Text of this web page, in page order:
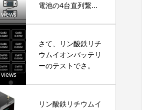
電池の4台直列繋...
さて、リン酸鉄リチ
ウムイオンバッテリ
ーのテストでさ。
リン酸鉄リチウムイ